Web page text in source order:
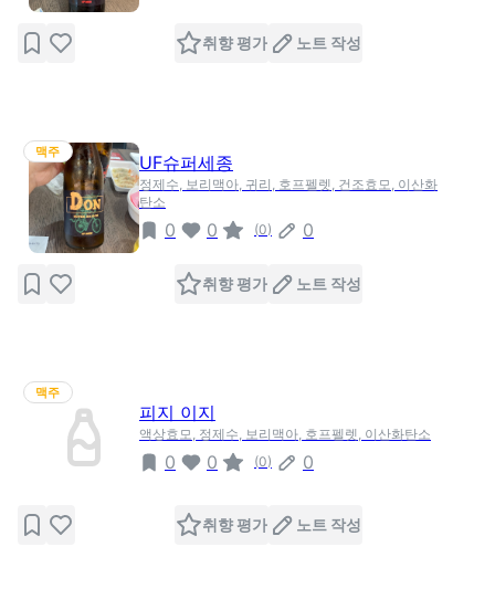
취향 평가 노트 작성
맥주
UF슈퍼세종
정제수, 보리맥아, 귀리, 호프펠렛, 건조효모, 이산화
탄소
0 0 (0) 0
취향 평가 노트 작성
맥주
피지 이지
액상효모, 정제수, 보리맥아, 호프펠렛, 이산화탄소
0 0 (0) 0
취향 평가 노트 작성